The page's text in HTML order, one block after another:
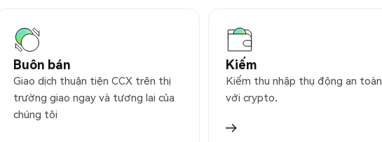
Buôn bán
Giao dịch thuận tiện CCX trên thị
trường giao ngay và tương lai của
chúng tôi
Kiếm
Kiếm thu nhập thụ động an toàn
với crypto.